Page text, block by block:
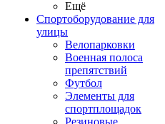
Ещё
Спортоборудование для
улицы
Велопарковки
Военная полоса
препятствий
Футбол
Элементы для
спортплощадок
Резиновые